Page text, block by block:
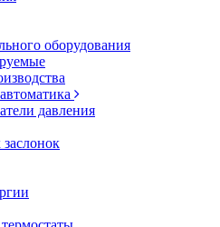
оборудования
давления